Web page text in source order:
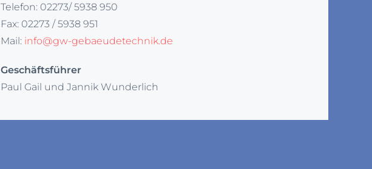
Telefon: 02273/ 5938 950
Fax: 02273 / 5938 951
Mail: info@gw-gebaeudetechnik.de
Geschäftsführer
Paul Gail und Jannik Wunderlich